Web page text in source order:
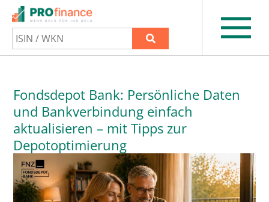
Fondsdepot Bank: Persönliche Daten
und Bankverbindung einfach
aktualisieren – mit Tipps zur
Depotoptimierung